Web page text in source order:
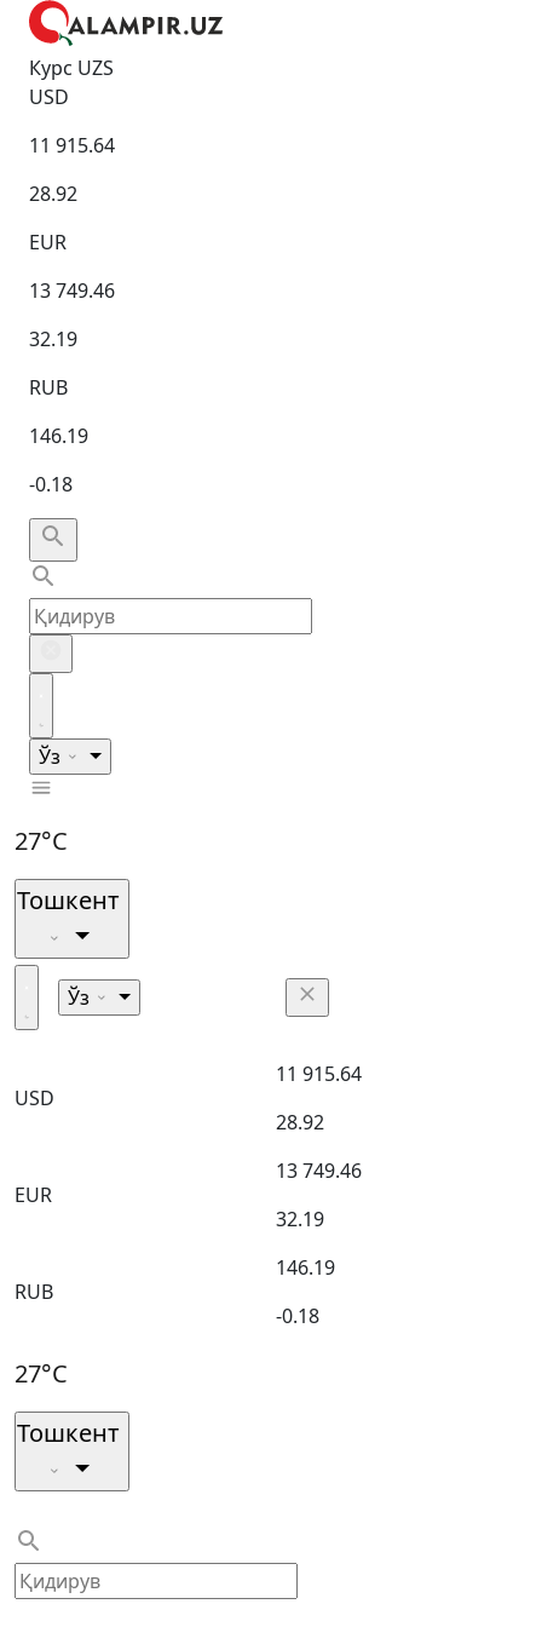
Курс UZS
USD
11 915.64
28.92
EUR
13 749.46
32.19
RUB
146.19
-0.18
Ўз
27°C
Тошкент
Ўз
USD
11 915.64
28.92
EUR
13 749.46
32.19
RUB
146.19
-0.18
27°C
Тошкент